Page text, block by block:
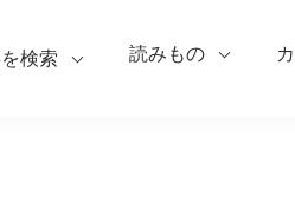
検索 読みもの